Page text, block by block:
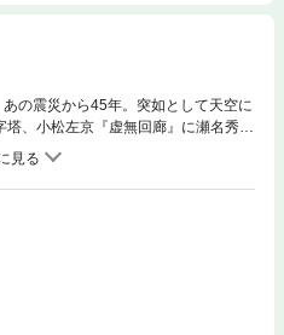
の震災から45年。突如として天空に
、小松左京『虚無回廊』に瀬名秀明
「ミシェル」の3編からなる連作